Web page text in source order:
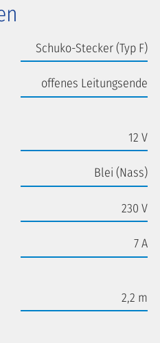
Schuko-Stecker (Typ F)
offenes Leitungsende
12 V
Blei (Nass)
230 V
7 A
2,2 m